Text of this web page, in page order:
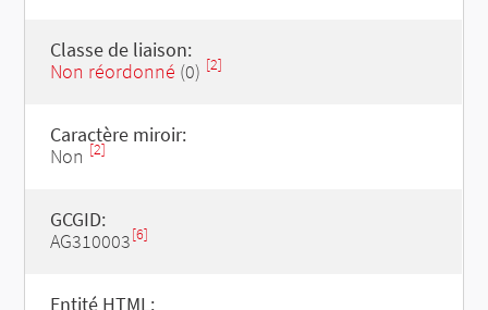
Classe de liaison:
Non réordonné (0) [2]
Caractère miroir:
Non [2]
GCGID:
AG310003[6]
Entité HTML: